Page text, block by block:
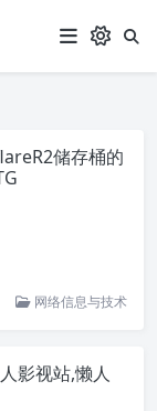
储存桶的
网络信息与技术
影视站,懒人